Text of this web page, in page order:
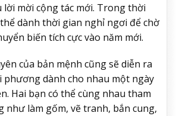
mời cộng tác mới. Trong thời
dành thời gian nghỉ ngơi để chờ
biến tích cực vào năm mới.
của bản mệnh cũng sẽ diễn ra
phương dành cho nhau một ngày
Hai bạn có thể cùng nhau tham
như làm gốm, vẽ tranh, bắn cung,